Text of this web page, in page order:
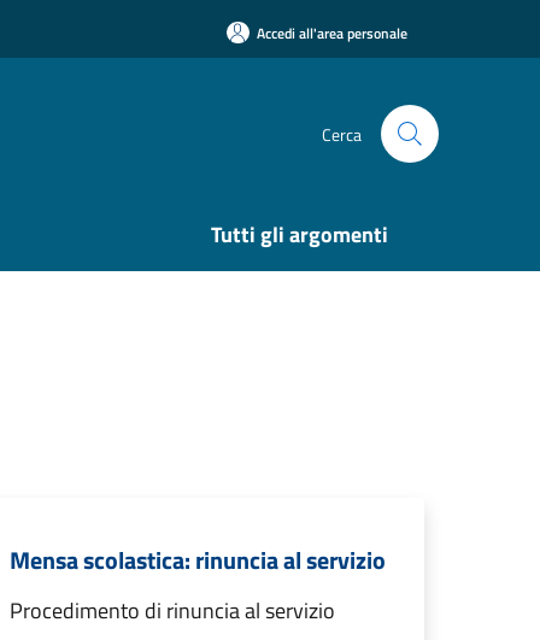
Accedi all'area personale
Cerca
Tutti gli argomenti
Mensa scolastica: rinuncia al servizio
Procedimento di rinuncia al servizio